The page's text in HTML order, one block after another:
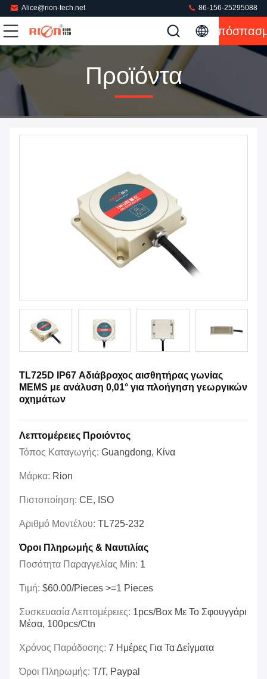
Alice@rion-tech.net 86-156-25295088
Προϊόντα
TL725D IP67 Αδιάβροχος αισθητήρας γωνίας
MEMS με ανάλυση 0,01° για πλοήγηση γεωργικών
οχημάτων
Λεπτομέρειες Προιόντος
Τόπος Καταγωγής: Guangdong, Κίνα
Μάρκα: Rion
Πιστοποίηση: CE, ISO
Αριθμό Μοντέλου: TL725-232
Όροι Πληρωμής & Ναυτιλίας
Ποσότητα Παραγγελίας Min: 1
Τιμή: $60.00/Pieces >=1 Pieces
Συσκευασία Λεπτομέρειες: 1pcs/box Με Το Σφουγγάρι
Μέσα, 100pcs/ctn
Χρόνος Παράδοσης: 7 Ημέρες Για Τα Δείγματα
Όροι Πληρωμής: T/t, Paypal